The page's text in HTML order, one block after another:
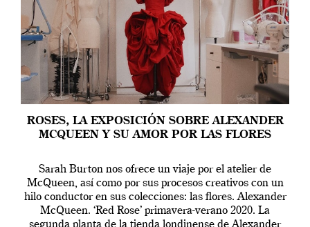
ROSES, LA EXPOSICIÓN SOBRE ALEXANDER
MCQUEEN Y SU AMOR POR LAS FLORES
Sarah Burton nos ofrece un viaje por el atelier de
McQueen, así como por sus procesos creativos con un
hilo conductor en sus colecciones: las flores. Alexander
McQueen. ‘Red Rose’ primavera-verano 2020. La